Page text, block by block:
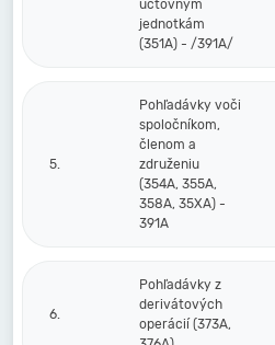
účtovným
jednotkám
(351A) - /391A/
5.
Pohľadávky voči
spoločníkom,
členom a
združeniu
(354A, 355A,
358A, 35XA) -
391A
6.
Pohľadávky z
derivátových
operácií (373A,